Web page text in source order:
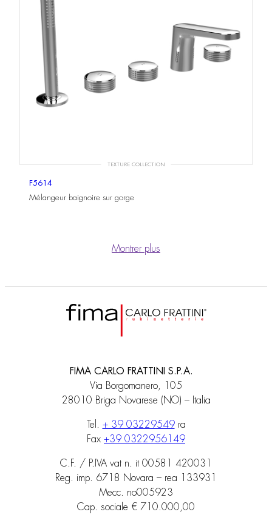
TEXTURE COLLECTION
F5614
Mélangeur baignoire sur gorge
Montrer plus
FIMA CARLO FRATTINI S.P.A.
Via Borgomanero, 105
28010 Briga Novarese (NO) – Italia
Tel. + 39 03229549ra
Fax +39 0322956149
C.F. / P.IVA vat n. it 00581 420031
Reg. imp. 6718 Novara – rea 133931
Mecc. no005923
Cap. sociale € 710.000,00